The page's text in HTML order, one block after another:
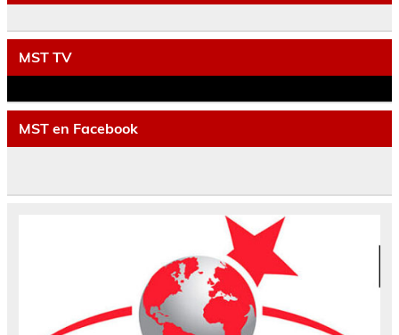
MST TV
MST en Facebook